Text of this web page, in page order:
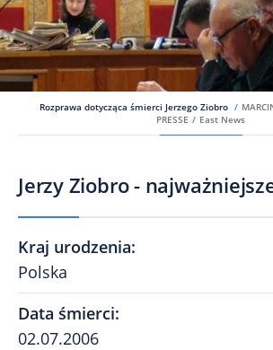
Rozprawa dotycząca śmierci Jerzego Ziobro /
PRESSE / East News
Jerzy Ziobro -
Kraj urodzenia:
Polska
Data śmierci:
02.07.2006